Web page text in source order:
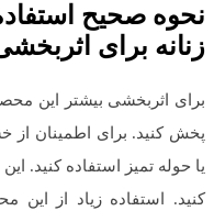
نحوه صحیح
زنانه برای
برای اثربخشی بیشتر این
پخش کنید. برای اطمینان
یا حوله تمیز استفاده کنید.
کنید. استفاده زیاد از